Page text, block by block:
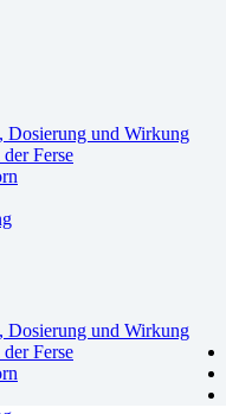
Dosierung und Wirkung
Ferse
Dosierung und Wirkung
Ferse